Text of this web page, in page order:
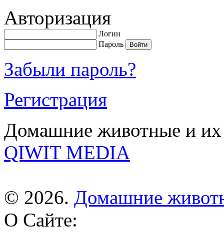
Авторизация
Логин
Пароль
Забыли пароль?
Регистрация
Домашние животные и их
QIWIT MEDIA
© 2026. Домашние
О Сайте: